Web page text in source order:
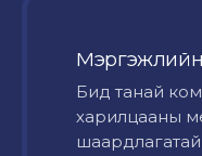
Мэргэжлийн
Бид танай
харилцааны
шаардлагатай